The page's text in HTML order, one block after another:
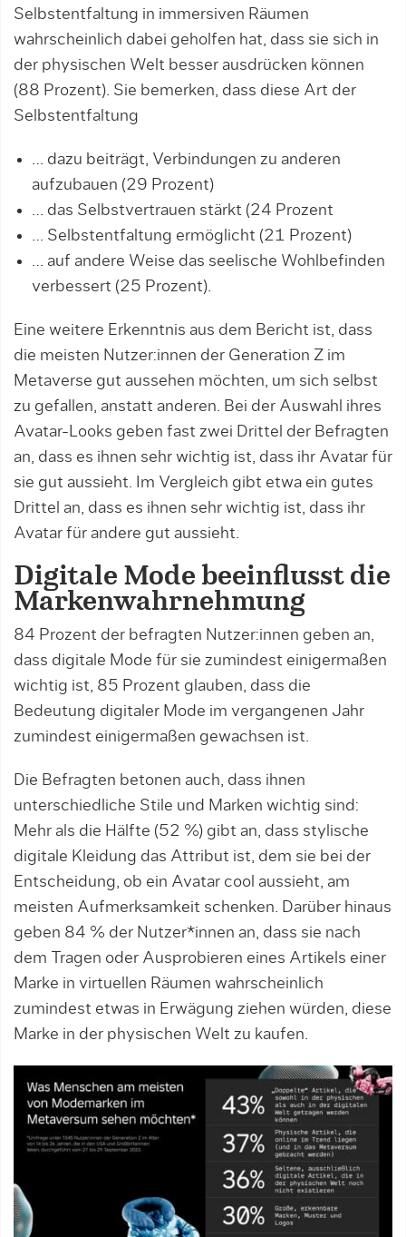
Selbstentfaltung in immersiven Räumen
wahrscheinlich dabei geholfen hat, dass sie sich in
der physischen Welt besser ausdrücken können
(88 Prozent). Sie bemerken, dass diese Art der
Selbstentfaltung
… dazu beiträgt, Verbindungen zu anderen
aufzubauen (29 Prozent)
… das Selbstvertrauen stärkt (24 Prozent
… Selbstentfaltung ermöglicht (21 Prozent)
… auf andere Weise das seelische Wohlbefinden
verbessert (25 Prozent).
Eine weitere Erkenntnis aus dem Bericht ist, dass
die meisten Nutzer:innen der Generation Z im
Metaverse gut aussehen möchten, um sich selbst
zu gefallen, anstatt anderen. Bei der Auswahl ihres
Avatar-Looks geben fast zwei Drittel der Befragten
an, dass es ihnen sehr wichtig ist, dass ihr Avatar für
sie gut aussieht. Im Vergleich gibt etwa ein gutes
Drittel an, dass es ihnen sehr wichtig ist, dass ihr
Avatar für andere gut aussieht.
Digitale Mode beeinflusst die
Markenwahrnehmung
84 Prozent der befragten Nutzer:innen geben an,
dass digitale Mode für sie zumindest einigermaßen
wichtig ist, 85 Prozent glauben, dass die
Bedeutung digitaler Mode im vergangenen Jahr
zumindest einigermaßen gewachsen ist.
Die Befragten betonen auch, dass ihnen
unterschiedliche Stile und Marken wichtig sind:
Mehr als die Hälfte (52 %) gibt an, dass stylische
digitale Kleidung das Attribut ist, dem sie bei der
Entscheidung, ob ein Avatar cool aussieht, am
meisten Aufmerksamkeit schenken. Darüber hinaus
geben 84 % der Nutzer*innen an, dass sie nach
dem Tragen oder Ausprobieren eines Artikels einer
Marke in virtuellen Räumen wahrscheinlich
zumindest etwas in Erwägung ziehen würden, diese
Marke in der physischen Welt zu kaufen.